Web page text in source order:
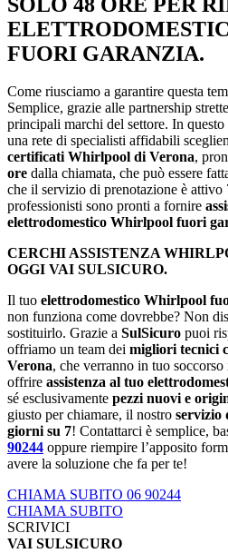
FUORI GARANZIA.
Come riusciamo a garantire questa
Semplice, grazie alle partnership
principali marchi del settore. In
una rete di specialisti affidabili
certificati Whirlpool di Verona,
ore dalla chiamata, che può essere
che il servizio di prenotazione è
professionisti sono pronti a fornire
elettrodomestico Whirlpool fuori
CERCHI ASSISTENZA
OGGI VAI SULSICURO.
Il tuo elettrodomestico Whirlpool
non funziona come dovrebbe? Non
sostituirlo. Grazie a SulSicuro puoi
offriamo un team dei migliori tecnici
Verona, che verranno in tuo soccorso
offrire assistenza al tuo
sé esclusivamente pezzi nuovi e
giusto per chiamare, il nostro servizio
giorni su 7! Contattarci è semplice,
90244 oppure riempire l’apposito
avere la soluzione che fa per te!
CHIAMA SUBITO 06 90244
CHIAMA SUBITO
SCRIVICI
VAI SULSICURO